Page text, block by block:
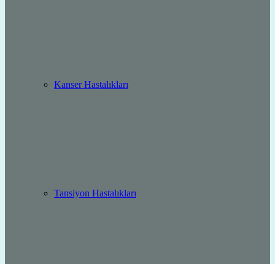
Kanser Hastalıkları
Tansiyon Hastalıkları